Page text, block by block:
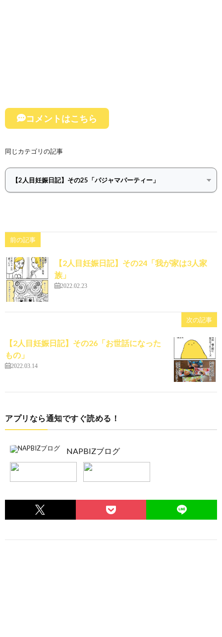
コメントはこちら
同じカテゴリの記事
前の記事
【2人目妊娠日記】その24「我が家は3人家
族」
2022.02.23
次の記事
【2人目妊娠日記】その26「お世話になった
もの」
2022.03.14
アプリなら通知ですぐ読める！
NAPBIZブログ